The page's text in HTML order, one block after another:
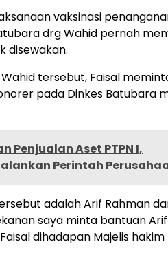
vaksinasi
drg Wahid pernah
disewakan.
tersebut, Faisal
pada Dinkes Batubara
Penjualan Aset PTPN I,
Perintah
adalah Arif Rahman
saya minta bantuan
dihadapan Majelis hakim